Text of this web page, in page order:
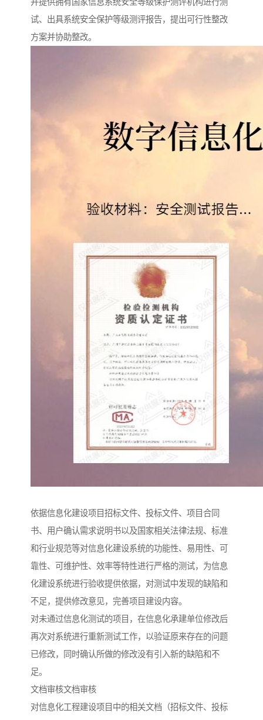
并提供拥有国家信息系统安全等级保护测评机构进行测
试、出具系统安全保护等级测评报告，提出可行性整改
方案并协助整改。
依据信息化建设项目招标文件、投标文件、项目合同
书、用户确认需求说明书以及国家相关法律法规、标准
和行业规范等对信息化建设系统的功能性、易用性、可
靠性、可维护性、效率等特性进行严格的测试，为信息
化建设系统进行验收提供依据，对测试中发现的缺陷和
不足，提供修改意见，完善项目建设内容。
对未通过信息化测试的项目，在信息化承建单位修改后
再次对系统进行重新测试工作，以验证原来存在的问题
已修改，同时确认所做的修改没有引入新的缺陷和不
足。
文档审核文档审核
对信息化工程建设项目中的相关文档（招标文件、投标